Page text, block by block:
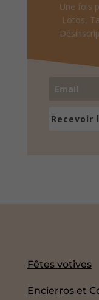
Une fois
Lotos,
Recevoir
Fêtes votives
Encierros et